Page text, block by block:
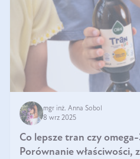
mgr inż. Anna Sobol
8 wrz 2025
Co lepsze tran czy
Porównanie właściwości,